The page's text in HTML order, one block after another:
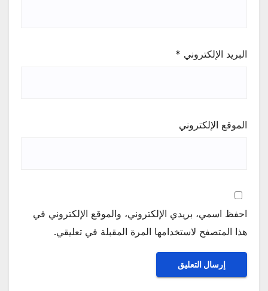
البريد الإلكتروني *
الموقع الإلكتروني
احفظ اسمي، بريدي الإلكتروني، والموقع الإلكتروني في
هذا المتصفح لاستخدامها المرة المقبلة في تعليقي.